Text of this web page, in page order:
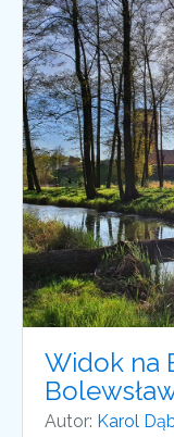
Widok na
Autor: Karol